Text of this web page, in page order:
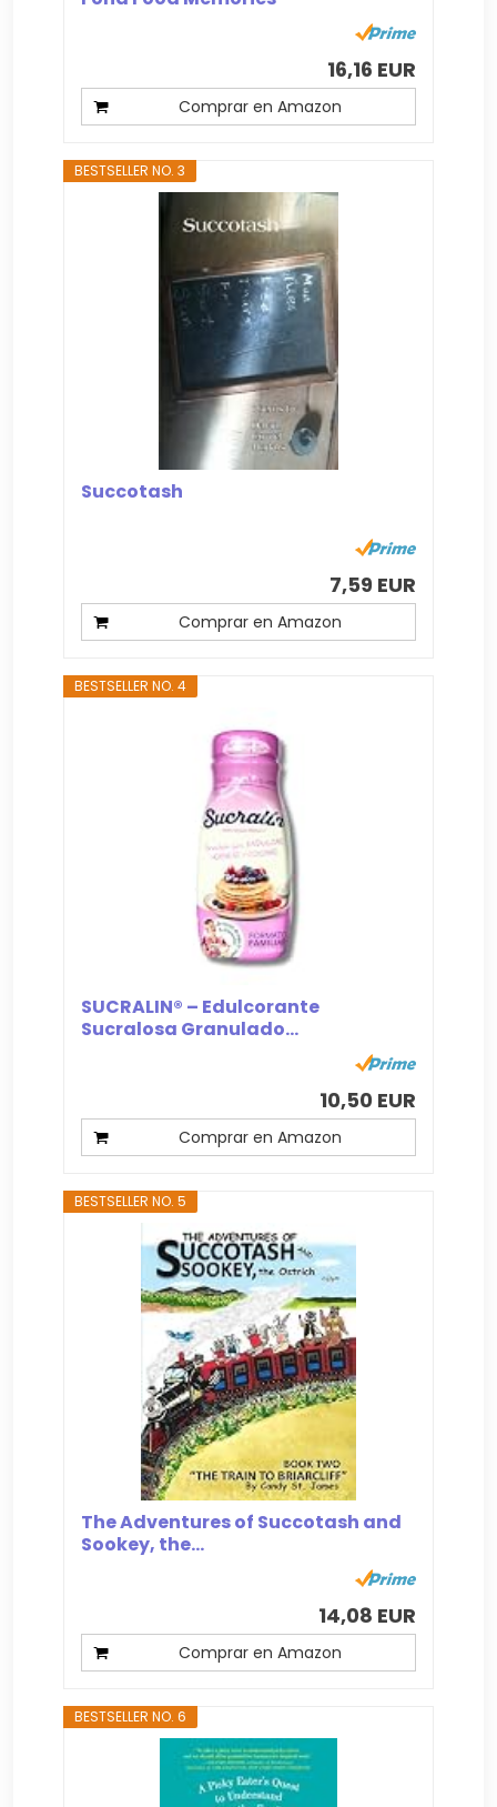
16,16 EUR
Comprar en Amazon
BESTSELLER NO. 3
Succotash
7,59 EUR
Comprar en Amazon
BESTSELLER NO. 4
SUCRALIN® – Edulcorante
Sucralosa Granulado...
10,50 EUR
Comprar en Amazon
BESTSELLER NO. 5
The Adventures of Succotash and
Sookey, the...
14,08 EUR
Comprar en Amazon
BESTSELLER NO. 6